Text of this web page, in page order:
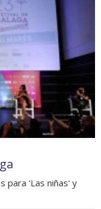
para 'Las niñas' y